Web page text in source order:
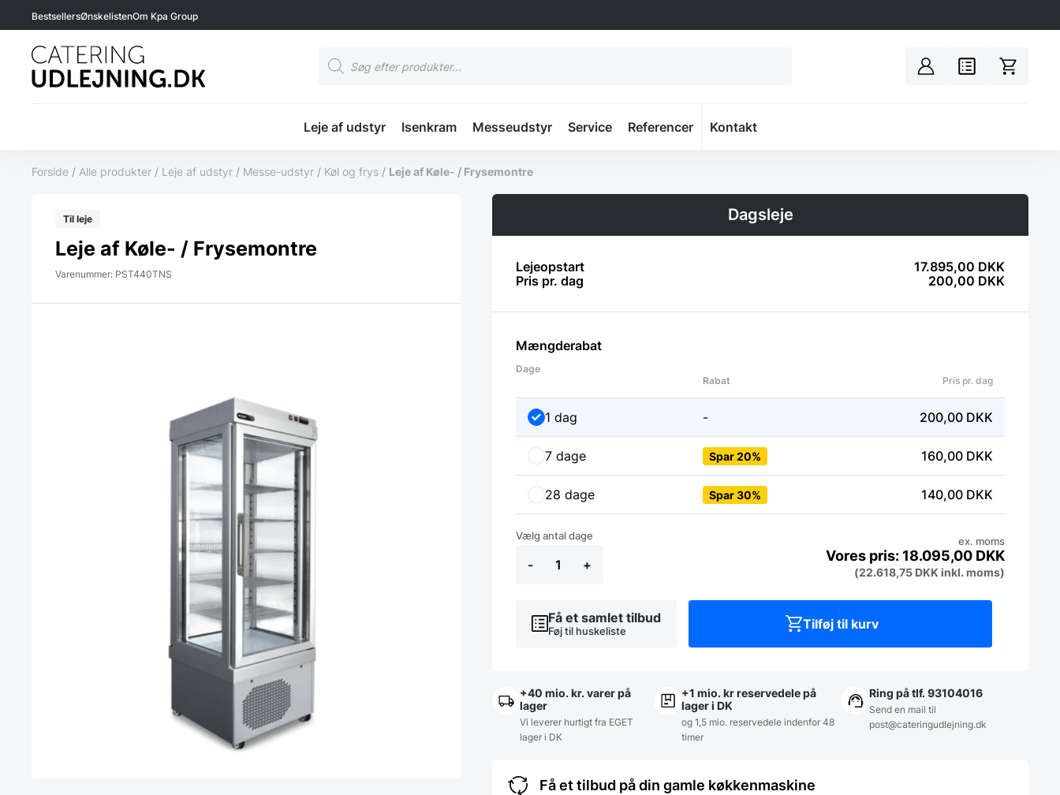
BestsellersØnskelistenOm Kpa Group
search
Leje af udstyr Isenkram Messeudstyr Service Referencer Spacer
Kontakt
Forside / Alle produkter / Leje af udstyr / Messe-udstyr / Køl og frys / Leje af Køle- / Frysemontre
Til leje
Leje af Køle- / Frysemontre
Varenummer: PST440TNS
Dagsleje
Lejeopstart 17.895,00 DKK
Pris pr. dag
200,00 DKK
Mængderabat
Dage
Rabat
Pris pr. dag
1 dag - 200,00 DKK
7 dage Spar 20% 160,00 DKK
28 dage Spar 30% 140,00 DKK
-
Leje
Køle-
+
18.095,00 DKK
ex. moms
(22.618,75 DKK inkl. moms)
Få et samlet tilbud
Føj til huskeliste Tilføj til kurv
+40 mio. kr. varer på
lager
Vi leverer hurtigt fra EGET
lager i DK
+1 mio. kr reservedele på
lager i DK
og 1,5 mio. reservedele indenfor 48
timer
Ring på tlf. 93104016
Send en mail til
post@cateringudlejning.dk
Få et tilbud på din gamle køkkenmaskine